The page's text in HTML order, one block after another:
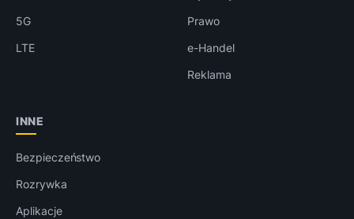
5G
LTE
Prawo
e-Handel
Reklama
INNE
Bezpieczeństwo
Rozrywka
Aplikacje